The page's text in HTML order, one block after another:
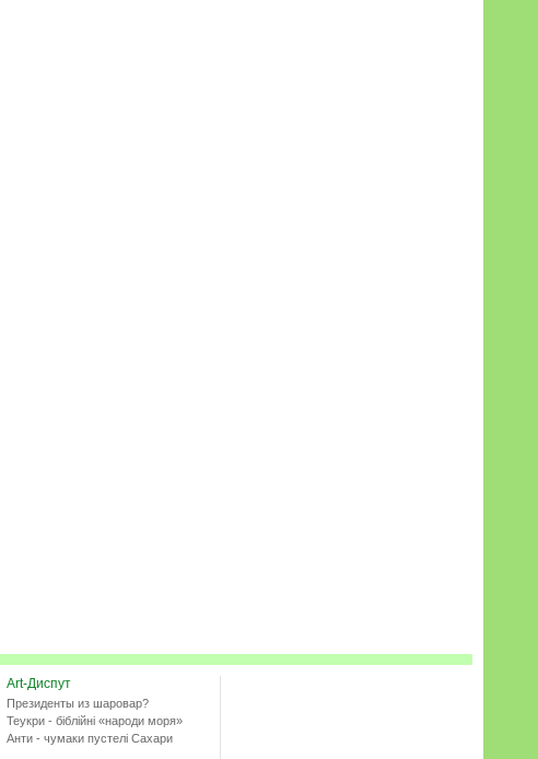
Art-Диспут
Президенты из шаровар?
Теукри - біблійні «народи моря»
Анти - чумаки пустелі Сахари